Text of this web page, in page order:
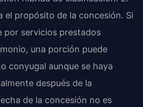
el propósito de la concesión. Si
por servicios prestados
una porción puede
conyugal aunque se haya
después de la
de la concesión no es